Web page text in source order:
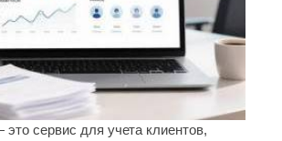
сервис для учета клиентов,